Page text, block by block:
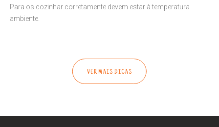
Para os cozinhar corretamente devem estar à temperatura
ambiente.
VER MAIS DICAS